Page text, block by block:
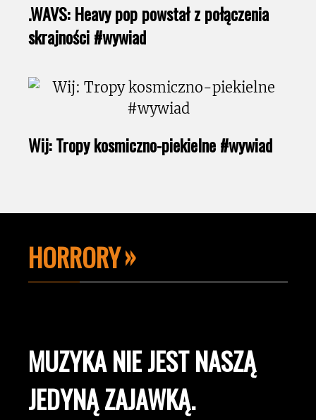
.WAVS: Heavy pop powstał z połączenia
skrajności #wywiad
Wij: Tropy kosmiczno-piekielne #wywiad
HORRORY
MUZYKA NIE JEST NASZĄ
JEDYNĄ ZAJAWKĄ.